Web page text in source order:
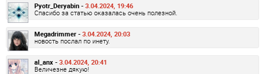
Pyotr_Deryabin - 3.04.2024, 19:46
Спасибо за статью оказалась очень полезной.
Megadrimmer - 3.04.2024, 20:03
новость послал по инету.
al_anx - 3.04.2024, 20:41
Величезне дякую!